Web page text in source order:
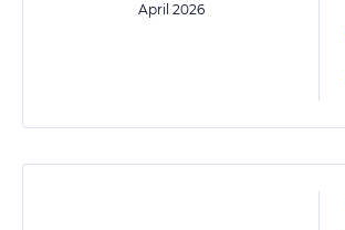
April 2026